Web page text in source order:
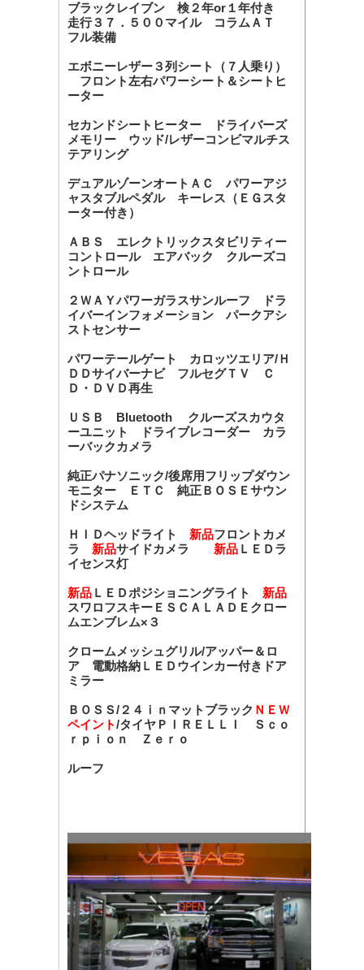
ブラックレイブン 検２年or１年付き
走行３７．５００マイル コラムＡＴ
フル装備
エボニーレザー３列シート（７人乗り）
フロント左右パワーシート＆シートヒ
ーター
セカンドシートヒーター ドライバーズ
メモリー ウッド/レザーコンビマルチス
テアリング
デュアルゾーンオートＡＣ パワーアジ
ャスタブルペダル キーレス（ＥＧスタ
ーター付き）
ＡＢＳ エレクトリックスタビリティー
コントロール エアバック クルーズコ
ントロール
２ＷＡＹパワーガラスサンルーフ ドラ
イバーインフォメーション パークアシ
ストセンサー
パワーテールゲート カロッツエリア/Ｈ
ＤＤサイバーナビ フルセグＴＶ Ｃ
Ｄ・ＤＶＤ再生
ＵＳＢ Bluetooth クルーズスカウタ
ーユニット ドライブレコーダー カラ
ーバックカメラ
純正パナソニック/後席用フリップダウン
モニター ＥＴＣ 純正ＢＯＳＥサウン
ドシステム
ＨＩＤヘッドライト 新品フロントカメ
ラ 新品サイドカメラ 新品 ＬＥＤラ
イセンス灯
新品 ＬＥＤポジショニングライト 新品
スワロフスキーＥＳＣＡＬＡＤＥクロー
ムエンブレム×３
クロームメッシュグリル/アッパー＆ロ
ア 電動格納ＬＥＤウインカー付きドア
ミラー
ＢＯＳＳ/２４ｉｎマットブラック ＮＥＷ
ペイント/タイヤＰＩＲＥＬＬＩ Ｓｃｏ
ｒｐｉｏｎ Ｚｅｒｏ
ルーフ